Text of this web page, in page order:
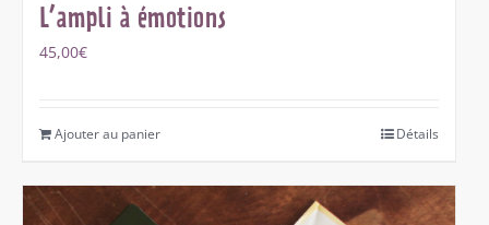
L’ampli à émotions
45,00€
Ajouter au panier Détails